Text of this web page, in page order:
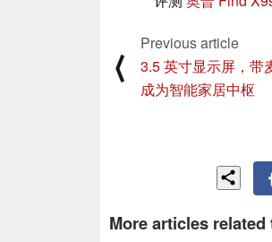
⟨
Previous article
3.5 英寸显示屏，带
成为智能家居中枢
More articles